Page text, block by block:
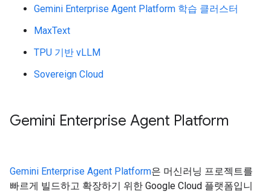
Gemini Enterprise Agent Platform 학습 클러스터
MaxText
TPU 기반 vLLM
Sovereign Cloud
Gemini Enterprise Agent Platform
Gemini Enterprise Agent Platform은 머신러닝 프로젝트를
빠르게 빌드하고 확장하기 위한 Google Cloud 플랫폼입니